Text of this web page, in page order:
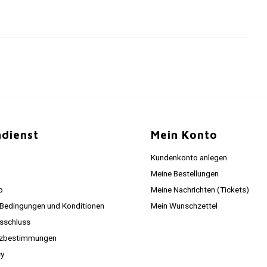
und Konditionen
Mein Konto
Kundenkonto anlegen
Meine Bestellungen
Meine Nachrichten (Tickets)
Mein Wunschzettel